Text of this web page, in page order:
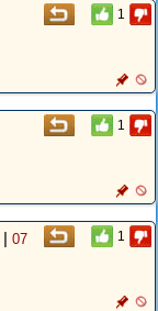
1
1
1
| 07